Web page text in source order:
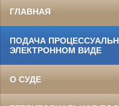
ГЛАВНАЯ
ПОДАЧА
ЭЛЕКТРОННОМ ВИДЕ
О СУДЕ